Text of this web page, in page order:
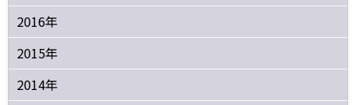
2016年
2015年
2014年